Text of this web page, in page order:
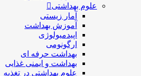
علوم بهداشتی
آمار زیستی
آموزش بهداشت
اپیدمیولوژی
ارگونومی
بهداشت حرفه ای
بهداشت و ایمنی غذایی
علوم بهداشتی در تغذیه